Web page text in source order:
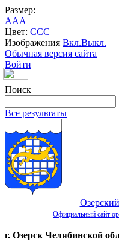
Размер:
AAA
Цвет: CCC
Изображения Вкл.Выкл.
Обычная версия сайта
Войти
Поиск
Все результаты
Официальный сайт
г. Озерск Челябинской